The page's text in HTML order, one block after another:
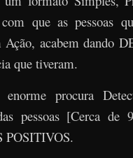
que as pessoas
acabem dando
que tiveram.
procura
pessoas [Cerca de
POSITIVOS.